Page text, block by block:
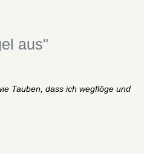
aus"
Tauben, dass ich wegflöge und